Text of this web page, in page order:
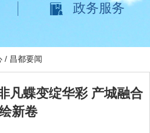
政务服务
/ 昌都要闻
凡蝶变绽华彩 产城融合
新卷